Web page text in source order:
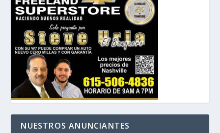
NUESTROS ANUNCIANTES